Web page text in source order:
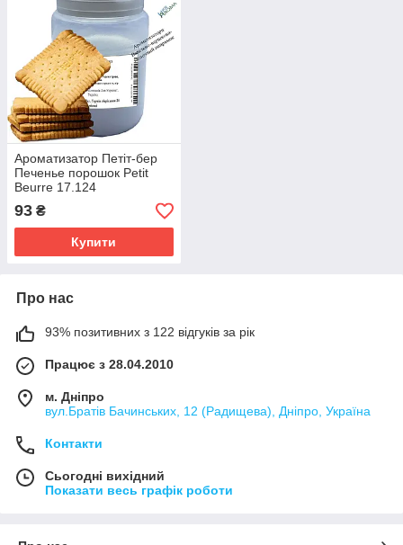
Ароматизатор Петіт-бер
Печенье порошок Petit
Beurre 17.124
93 ₴
Купити
Про нас
93% позитивних з 122 відгуків за рік
Працює з 28.04.2010
м. Дніпро
вул.Братів Бачинських, 12 (Радищева), Дніпро, Україна
Контакти
Сьогодні вихідний
Показати весь графік роботи